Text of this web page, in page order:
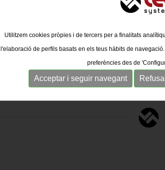
Utilitzem cookies pròpies i de tercers per a finalitats
l'elaboració de perfils basats en els teus hàbits de
preferències des de
Acceptar i seguir navegant